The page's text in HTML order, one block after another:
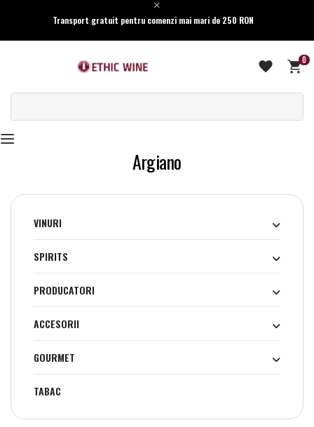
Transport gratuit pentru comenzi mai mari de 250 RON
0
Argiano
VINURI
SPIRITS
PRODUCATORI
ACCESORII
GOURMET
TABAC